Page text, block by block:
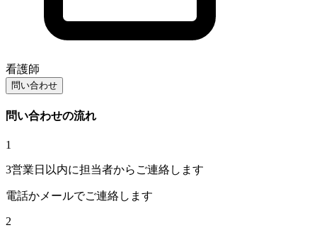
看護師
問い合わせ
問い合わせの流れ
1
3営業日以内に担当者からご連絡します
電話かメールでご連絡します
2